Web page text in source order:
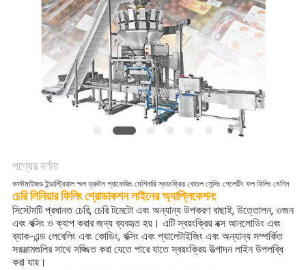
একটি
উদ্ধৃতি
অনুরোধ
গোপনীয়তা
নীতি
পণ্যের বর্ণনা
কাস্টমাইজড ইন্ডাস্ট্রিয়াল স্মল ফ্রুটস প্যাকেজিং মেশিনারি স্বয়ংক্রিয় বোতল সেন্সিং পেলেটিং ফল ফিলিং মেশিন
চেরি লিনিয়ার ফিলিং প্রোডাকশন লাইনের অ্যাপ্লিকেশন:
সিস্টেমটি প্রধানত চেরি, চেরি টমেটো এবং অন্যান্য উপকরণ বাছাই, উত্তোলন, ওজন
এবং বক্সিং ও ক্যাপ করার জন্য ব্যবহৃত হয়। এটি স্বয়ংক্রিয় বক্স আনলোডিং এবং
ব্যাক-এন্ড লেবেলিং এবং কোডিং, বক্সিং এবং প্যালেটাইজিং এবং অন্যান্য সম্পর্কিত
সরঞ্জামগুলির সাথে সজ্জিত করা যেতে পারে যাতে স্বয়ংক্রিয় উত্পাদন লাইন উপলব্ধি
করা যায়।